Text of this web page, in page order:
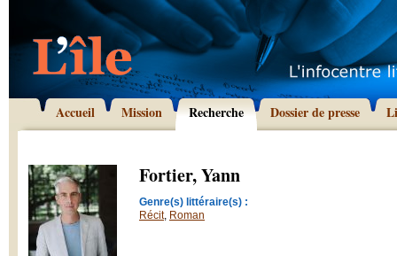
Accueil Mission Recherche Dossier de presse
Fortier, Yann
Genre(s) littéraire(s) :
Récit, Roman